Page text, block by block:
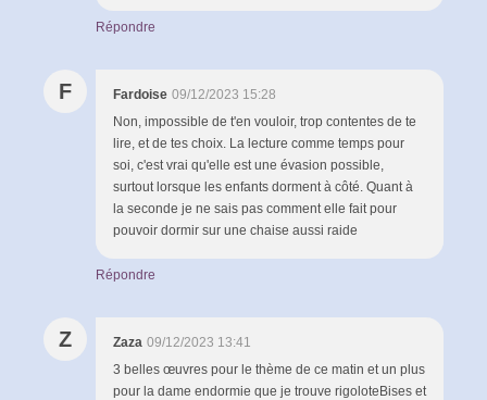
Répondre
F Fardoise 09/12/2023 15:28
Non, impossible de t'en vouloir, trop contentes de te
lire, et de tes choix. La lecture comme temps pour
soi, c'est vrai qu'elle est une évasion possible,
surtout lorsque les enfants dorment à côté. Quant à
la seconde je ne sais pas comment elle fait pour
pouvoir dormir sur une chaise aussi raide
Répondre
Z Zaza 09/12/2023 13:41
3 belles œuvres pour le thème de ce matin et un plus
pour la dame endormie que je trouve rigoloteBises et